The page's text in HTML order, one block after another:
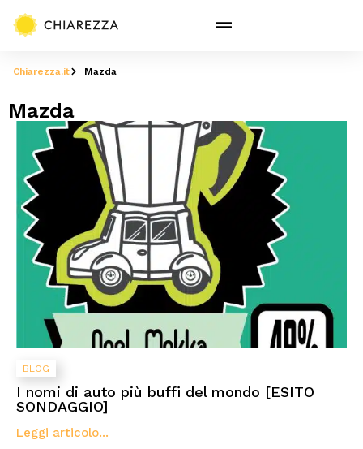
Chiarezza.it Mazda
Mazda
BLOG
I nomi di auto più buffi del mondo [ESITO
SONDAGGIO]
Leggi articolo...